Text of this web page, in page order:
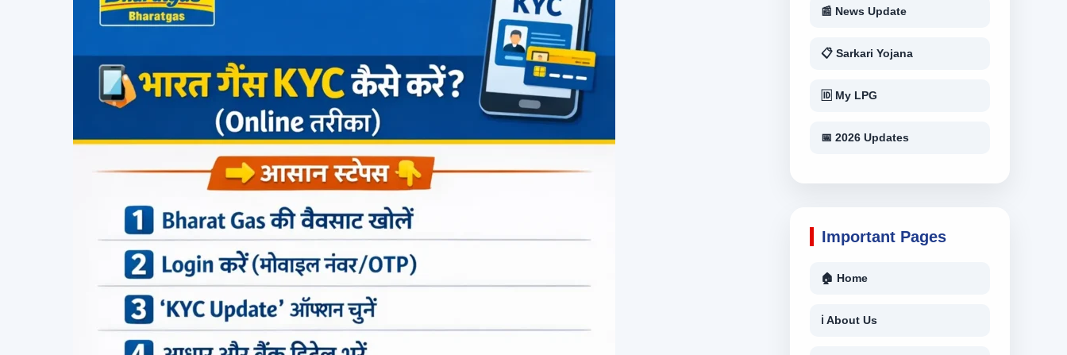
📰 News Update
📋 Sarkari Yojana
🆔 My LPG
📅 2026 Updates
Important Pages
🏠 Home
ℹ About Us